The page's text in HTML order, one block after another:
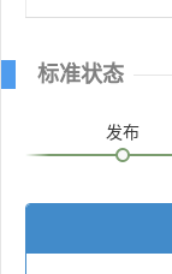
标准状态
发布